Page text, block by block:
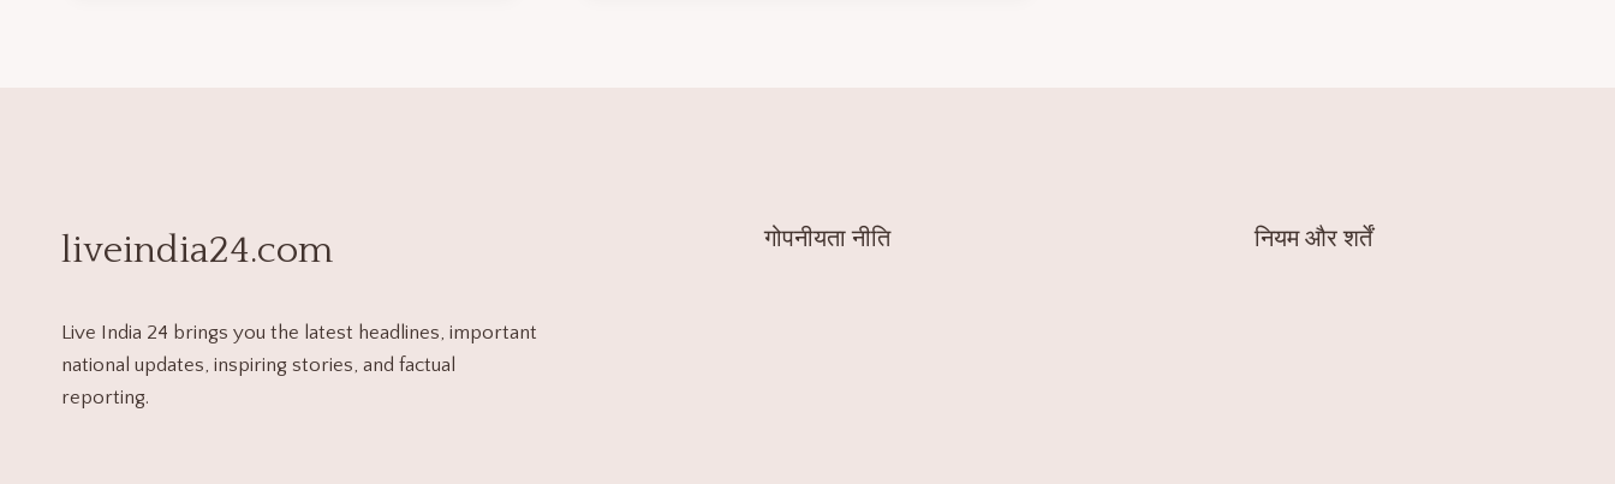
liveindia24.com
Live India 24 brings you the latest headlines, important
national updates, inspiring stories, and factual
reporting.
गोपनीयता नीति नियम और शर्तें